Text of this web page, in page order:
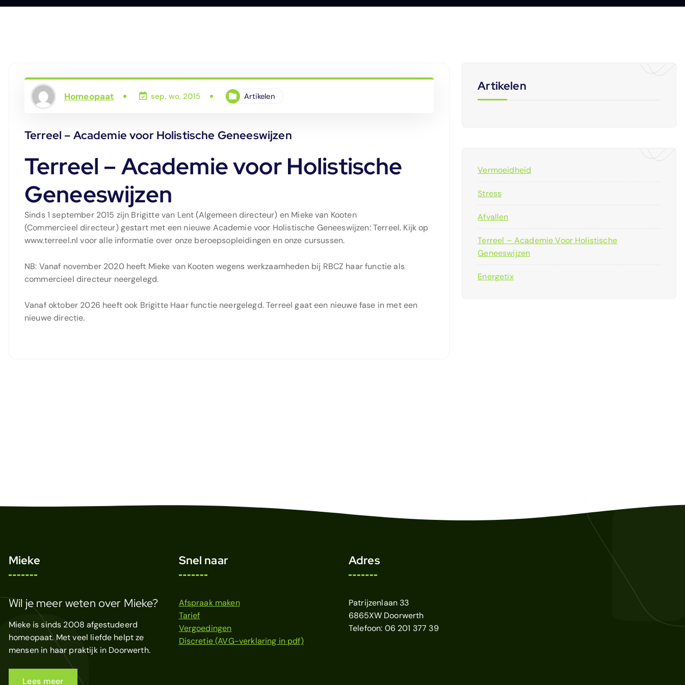
Homeopaat sep, wo, 2015 Artikelen
Terreel – Academie voor Holistische Geneeswijzen
Terreel – Academie voor Holistische
Geneeswijzen
Sinds 1 september 2015 zijn Brigitte van Lent (Algemeen directeur) en Mieke van Kooten
(Commercieel directeur) gestart met een nieuwe Academie voor Holistische Geneeswijzen: Terreel. Kijk op
www.terreel.nl voor alle informatie over onze beroepsopleidingen en onze cursussen.
NB: Vanaf november 2020 heeft Mieke van Kooten wegens werkzaamheden bij RBCZ haar functie als
commercieel directeur neergelegd.
Vanaf oktober 2026 heeft ook Brigitte Haar functie neergelegd. Terreel gaat een nieuwe fase in met een
nieuwe directie.
Artikelen
Vermoeidheid
Stress
Afvallen
Terreel – Academie Voor Holistische
Geneeswijzen
Energetix
Mieke
Wil je meer weten over Mieke?
Mieke is sinds 2008 afgestudeerd
homeopaat. Met veel liefde helpt ze
mensen in haar praktijk in Doorwerth.
Snel naar
Afspraak maken
Tarief
Vergoedingen
Discretie (AVG-verklaring in pdf)
Adres
Patrijzenlaan 33
6865XW Doorwerth
Telefoon: 06 201 377 39